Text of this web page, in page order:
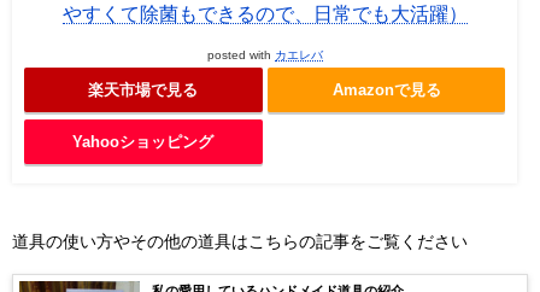
やすくて除菌もできるので、日常でも大活躍）
posted with カエレバ
楽天市場で見る Amazonで見る
Yahooショッピング
道具の使い方やその他の道具はこちらの記事をご覧ください